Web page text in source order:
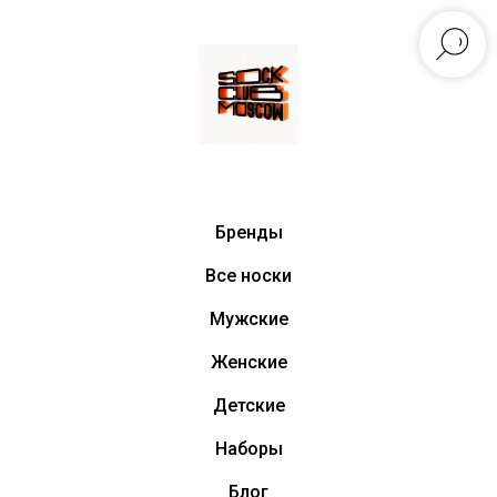
Бренды
Все носки
Мужские
Женские
Детские
Наборы
Блог